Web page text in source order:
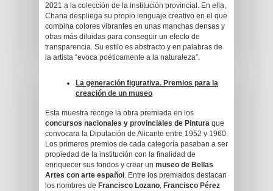
2021 a la colección de la institución provincial. En ella,
Chana despliega su propio lenguaje creativo en el que
combina colores vibrantes en unas manchas densas y
otras más diluidas para conseguir un efecto de
transparencia. Su estilo es abstracto y en palabras de
la artista “evoca poéticamente a la naturaleza”.
La generación figurativa. Premios para la
creación de un museo
Esta muestra recoge la obra premiada en los
concursos nacionales y provinciales de Pintura que
convocara la Diputación de Alicante entre 1952 y 1960.
Los primeros premios de cada categoría pasaban a ser
propiedad de la institución con la finalidad de
enriquecer sus fondos y crear un museo de Bellas
Artes con arte español . Entre los premiados destacan
los nombres de Francisco Lozano, Francisco Pérez